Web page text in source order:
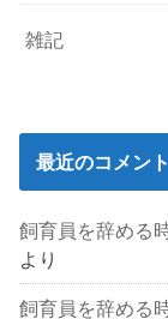
雑記
最近のコメント
飼育員を辞める
より
飼育員を辞める